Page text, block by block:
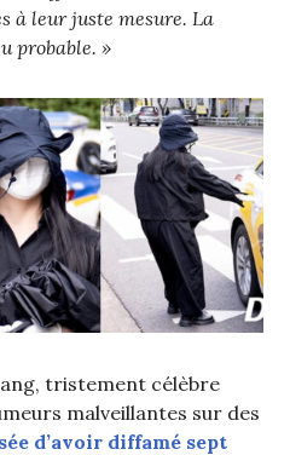
à leur juste mesure. La
probable. »
tristement célèbre
malveillantes sur des
d’avoir diffamé sept